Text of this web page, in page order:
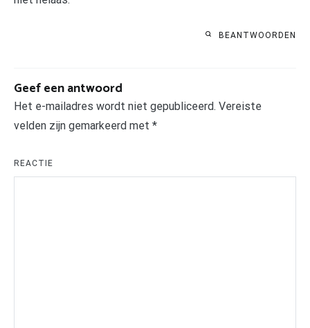
BEANTWOORDEN
Geef een antwoord
Het e-mailadres wordt niet gepubliceerd. Vereiste
velden zijn gemarkeerd met *
REACTIE